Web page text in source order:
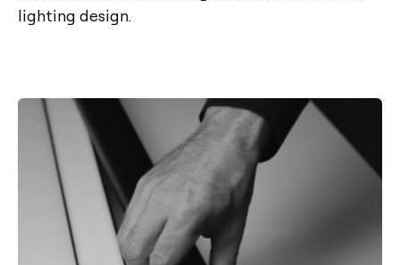
lighting design.